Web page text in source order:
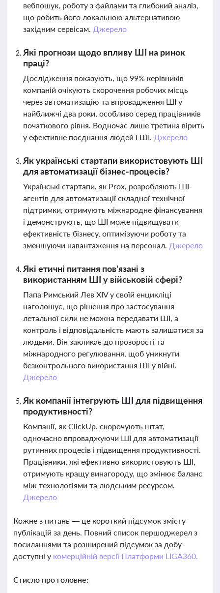
вебпошук, роботу з файлами та глибокий аналіз,
що робить його локальною альтернативою
західним сервісам. Джерело
Які прогнози щодо впливу ШІ на ринок
праці?
Дослідження показують, що 99% керівників
компаній очікують скорочення робочих місць
через автоматизацію та впровадження ШІ у
найближчі два роки, особливо серед працівників
початкового рівня. Водночас лише третина вірить
у ефективне поєднання людей і ШІ. Джерело
Як українські стартапи використовують ШІ
для автоматизації бізнес-процесів?
Українські стартапи, як Prox, розробляють ШІ-
агентів для автоматизації складної технічної
підтримки, отримують міжнародне фінансування
і демонструють, що ШІ може підвищувати
ефективність бізнесу, оптимізуючи роботу та
зменшуючи навантаження на персонал. Джерело
Які етичні питання пов'язані з
використанням ШІ у військовій сфері?
Папа Римський Лев XIV у своїй енцикліці
наголошує, що рішення про застосування
летальної сили не можна передавати ШІ, а
контроль і відповідальність мають залишатися за
людьми. Він закликає до прозорості та
міжнародного регулювання, щоб уникнути
безконтрольного використання ШІ у війні.
Джерело
Як компанії інтегрують ШІ для підвищення
продуктивності?
Компанії, як ClickUp, скорочують штат,
одночасно впроваджуючи ШІ для автоматизації
рутинних процесів і підвищення продуктивності.
Працівники, які ефективно використовують ШІ,
отримують кращу винагороду, що змінює баланс
між технологіями та людським ресурсом.
Джерело
Кожне з питань — це короткий підсумок змісту
публікацій за день. Повний список першоджерел з
посиланнями та розширений підсумок за добу
доступні у комерційній версії Платформи LIGA360.
Стисло про головне: